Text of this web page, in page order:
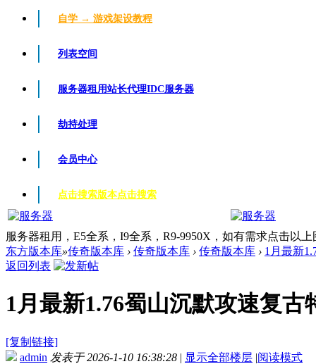
自学 → 游戏架设教程
列表空间
服务器租用站长代理IDC服务器
劫持处理
会员中心
点击搜索版本点击搜索
服务器租用，E5全系，I9全系，R9-9950X，如有需求点击以
东方版本库»传奇版本库 › 传奇版本库 › 传奇版本库 › 1月最新
返回列表
1月最新1.76蜀山沉默攻速复
[复制链接]
admin 发表于 2026-1-10 16:38:28 | 显示全部楼层 |阅读模式